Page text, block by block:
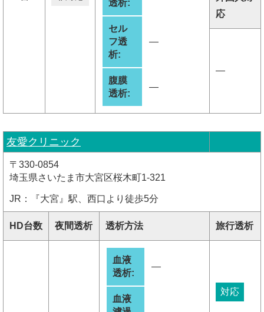
透析:
セル
フ透
析:
―
腹膜
透析:
―
応
―
友愛クリニック
〒330-0854
埼玉県さいたま市大宮区桜木町1-321
JR：『大宮』駅、西口より徒歩5分
HD台数 夜間透析 透析方法 旅行透析
血液
透析:
―
血液
対応